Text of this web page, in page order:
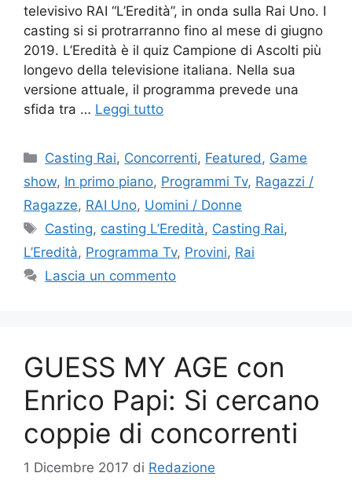
televisivo RAI “L’Eredità”, in onda sulla Rai Uno. I
casting si si protrarranno fino al mese di giugno
2019. L’Eredità è il quiz Campione di Ascolti più
longevo della televisione italiana. Nella sua
versione attuale, il programma prevede una
sfida tra … Leggi tutto
Categorie
Casting Rai, Concorrenti, Featured , Game
show, In primo piano, Programmi Tv, Ragazzi /
Ragazze, RAI Uno, Uomini / Donne
Tag
Casting, casting L’Eredità, Casting Rai,
L’Eredità, Programma Tv, Provini, Rai
Lascia un commento
GUESS MY AGE con
Enrico Papi: Si cercano
coppie di concorrenti
1 Dicembre 2017 di Redazione